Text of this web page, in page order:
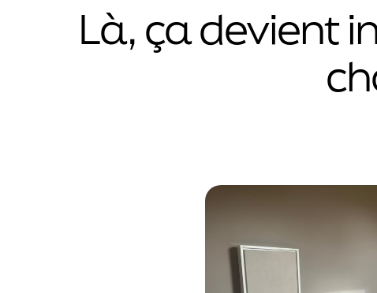
Là, ça devient